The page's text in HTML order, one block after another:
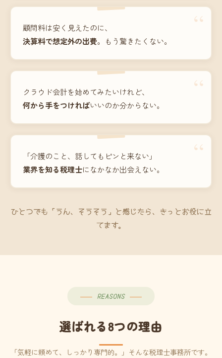
“
顧問料は安く見えたのに、
決算料で想定外の出費。もう驚きたくない。
“
クラウド会計を始めてみたいけれど、
何から手をつければいいのか分からない。
“
「介護のこと、話してもピンと来ない」
業界を知る税理士になかなか出会えない。
ひとつでも「うん、そうそう」と感じたら、きっとお役に立
てます。
REASONS
選ばれる8つの理由
「気軽に頼めて、しっかり専門的。」そんな税理士事務所です。